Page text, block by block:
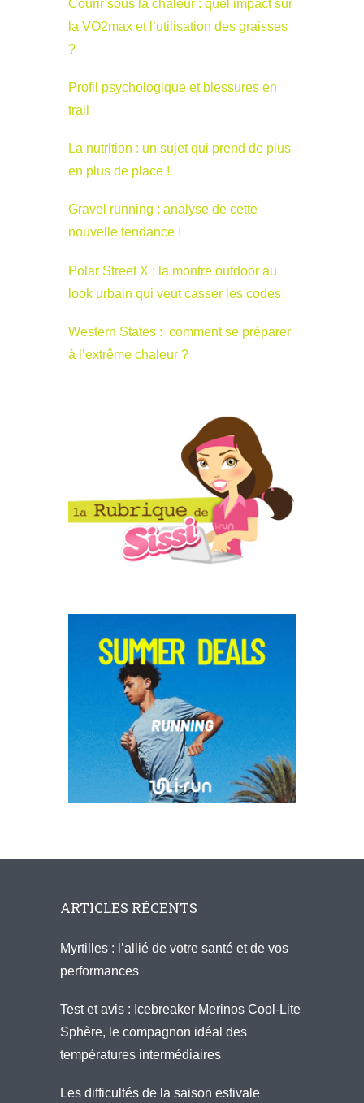
Courir sous la chaleur : quel impact sur
la VO2max et l’utilisation des graisses
?
Profil psychologique et blessures en
trail
La nutrition : un sujet qui prend de plus
en plus de place !
Gravel running : analyse de cette
nouvelle tendance !
Polar Street X : la montre outdoor au
look urbain qui veut casser les codes
Western States : comment se préparer
à l’extrême chaleur ?
ARTICLES RÉCENTS
Myrtilles : l’allié de votre santé et de vos
performances
Test et avis : Icebreaker Merinos Cool-Lite
Sphère, le compagnon idéal des
températures intermédiaires
Les difficultés de la saison estivale